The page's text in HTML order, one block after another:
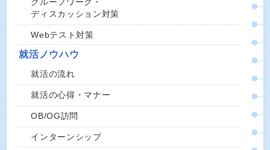
グループワーク・
ディスカッション対策
Webテスト対策
就活ノウハウ
就活の流れ
就活の心得・マナー
OB/OG訪問
インターンシップ